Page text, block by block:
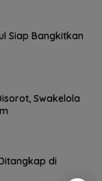
Siap Bangkitkan
Swakelola
di